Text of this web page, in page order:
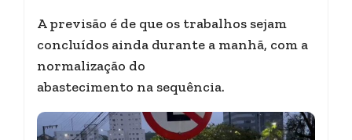
A previsão é de que os trabalhos sejam
concluídos ainda durante a manhã, com a
normalização do
abastecimento na sequência.